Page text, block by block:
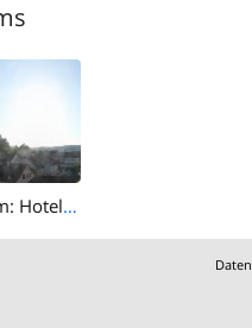
Arlesheim: Hotel Ochsen